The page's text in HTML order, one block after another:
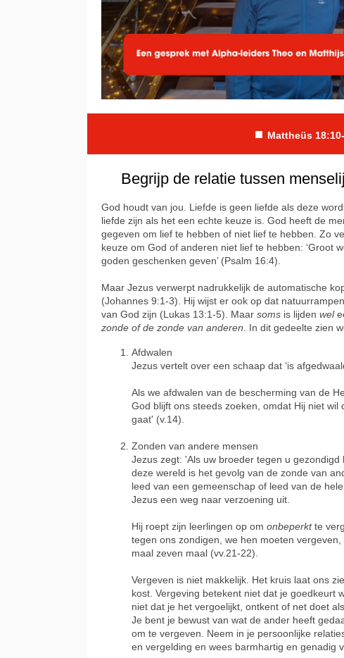
■ Mattheüs
Begrijp de relatie tussen
God houdt van jou. Liefde is geen liefde als deze
liefde zijn als het een echte keuze is. God heeft de
gegeven om lief te hebben of niet lief te hebben. Zo
keuze om God of anderen niet lief te hebben: ‘Groot
goden geschenken geven’ (Psalm 16:4).
Maar Jezus verwerpt nadrukkelijk de automatische
(Johannes 9:1-3). Hij wijst er ook op dat
van God zijn (Lukas 13:1-5). Maar soms is lijden wel
zonde of de zonde van anderen . In dit gedeelte zien
Afdwalen
Jezus vertelt over een schaap dat ‘is
Als we afdwalen van de bescherming van de
God blijft ons steeds zoeken, omdat Hij niet
gaat' (v.14).
Zonden van andere mensen
Jezus zegt: 'Als uw broeder tegen u
deze wereld is het gevolg van de zonde van
leed van een gemeenschap of leed van de
Jezus een weg naar verzoening uit.
Hij roept zijn leerlingen op om onbeperktte
tegen ons zondigen, we hen moeten
maal zeven maal (vv.21-22).
Vergeven is niet makkelijk. Het kruis laat ons
kost. Vergeving betekent niet dat je goedkeurt
niet dat je het vergoelijkt, ontkent of net doet
Je bent je bewust van wat de ander heeft
om te vergeven. Neem in je persoonlijke
en vergelding en wees barmhartig en genadig